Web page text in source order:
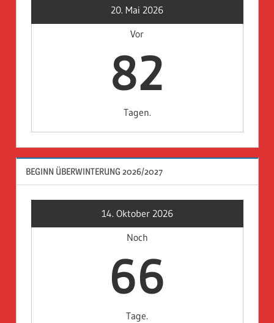
20. Mai 2026
Vor
82
Tagen.
BEGINN ÜBERWINTERUNG 2026/2027
14. Oktober 2026
Noch
66
Tage.